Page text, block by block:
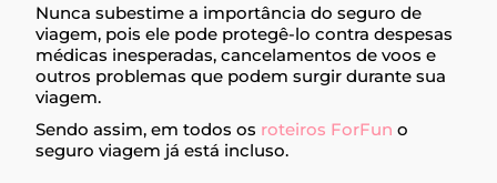
Nunca subestime a importância do seguro de
viagem, pois ele pode protegê-lo contra despesas
médicas inesperadas, cancelamentos de voos e
outros problemas que podem surgir durante sua
viagem.
Sendo assim, em todos os roteiros ForFun o
seguro viagem já está incluso.